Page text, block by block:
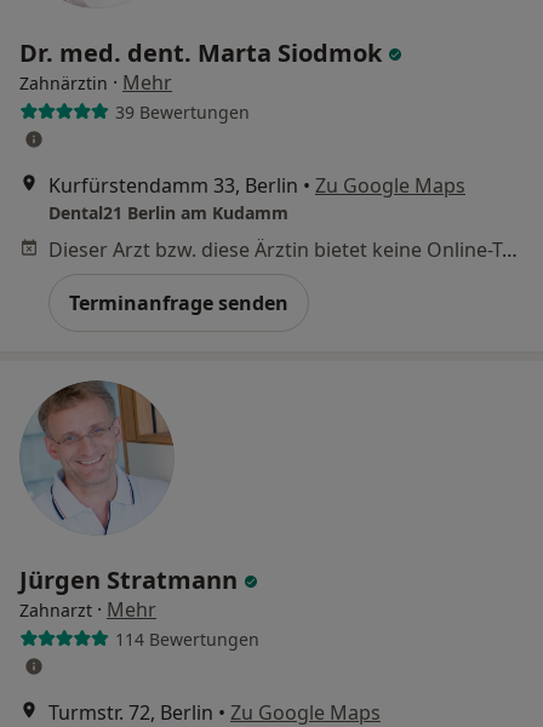
Dr. med. dent. Marta Siodmok
Zahnärztin · Mehr
39 Bewertungen
Kurfürstendamm 33, Berlin • Zu Google Maps
Dental21 Berlin am Kudamm
Dieser Arzt bzw. diese Ärztin bietet keine Online-Terminbuchung an diesem Standort an.
Terminanfrage senden
Jürgen Stratmann
Zahnarzt · Mehr
114 Bewertungen
Turmstr. 72, Berlin • Zu Google Maps